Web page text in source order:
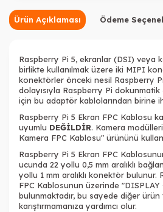
Ürün Açıklaması Ödeme
Raspberry Pi 5, ekranlar (DSI) veya
birlikte kullanılmak üzere iki MIPI
konektörler önceki nesil Raspberry
dolayısıyla Raspberry Pi dokunmatik
için bu adaptör kablolarından birine
Raspberry Pi 5 Ekran FPC Kablosu
uyumlu DEĞİLDİR. Kamera
Kamera FPC Kablosu" ürününü
Raspberry Pi 5 Ekran FPC
ucunda 22 yollu 0,5 mm aralıklı
yollu 1 mm aralıklı konektör bulunur.
FPC Kablosunun üzerinde "DISPLAY
bulunmaktadır, bu sayede diğer ürün
karıştırmamanıza yardımcı olur.